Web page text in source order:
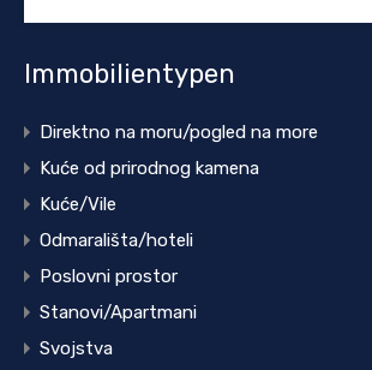
Immobilientypen
Direktno na moru/pogled na more
Kuće od prirodnog kamena
Kuće/Vile
Odmarališta/hoteli
Poslovni prostor
Stanovi/Apartmani
Svojstva